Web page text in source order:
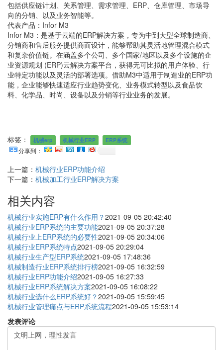
包括供应链计划、关系管理、需求管理、ERP、仓库管理、市场导
向的分销、以及业务智能等。
代表产品：Infor M3
Infor M3：是基于云端的ERP解决方案，专为中到大型全球制造商、
分销商和售后服务提供商而设计，能够帮助其灵活地管理混合模式
和复杂价值链。在涵盖多个公司、多个国家/地区以及多个设施的企
业资源规划 (ERP)云解决方案平台，获得无可比拟的用户体验、行
业特定功能以及灵活的部署选项。借助M3中适用于制造业的ERP功
能，企业能够快速适应行业趋势变化、业务模式转型以及食品饮
料、化学品、时尚、设备以及分销等行业业务的发展。
标签： 机械erp 机械行业ERP ERP系统
分享到：
上一篇： 机械行业ERP功能介绍
下一篇： 机械加工行业ERP解决方案
相关内容
机械行业实施ERP有什么作用？2021-09-05 20:42:40
机械行业ERP系统的主要功能2021-09-05 20:37:28
机械行业上ERP系统的必要性2021-09-05 20:34:06
机械行业ERP系统特点2021-09-05 20:29:04
机械行业生产型ERP系统2021-09-05 17:48:36
机械制造行业ERP系统排行榜2021-09-05 16:32:59
机械行业ERP功能介绍2021-09-05 16:27:33
机械行业ERP系统解决方案2021-09-05 16:08:22
机械行业选什么ERP系统好？2021-09-05 15:59:45
机械行业管理痛点与ERP系统流程2021-09-05 15:53:14
发表评论